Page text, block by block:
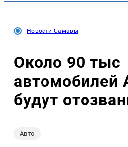
Новости Самары
Около 90 тыс
автомобилей
будут
Авто